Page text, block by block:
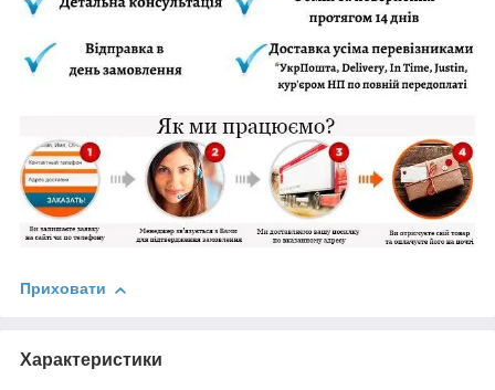
Приховати
Характеристики